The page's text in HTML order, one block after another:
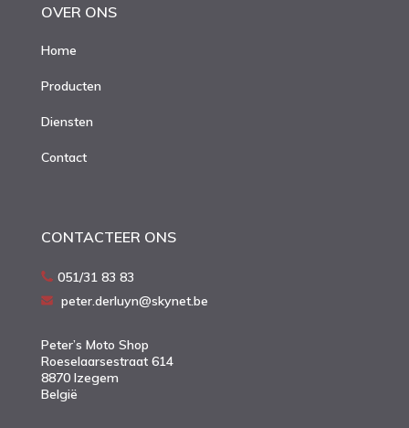
OVER ONS
Home
Producten
Diensten
Contact
CONTACTEER ONS
051/31 83 83
peter.derluyn@skynet.be
Peter’s Moto Shop
Roeselaarsestraat 614
8870 Izegem
België